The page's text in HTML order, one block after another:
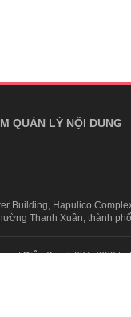
QUẢN LÝ NỘI DUNG
Building, Hapulico
Thanh Xuân, thành
|Điện thoại:024 7309